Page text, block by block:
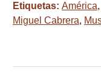
Etiquetas: América,
Miguel Cabrera,